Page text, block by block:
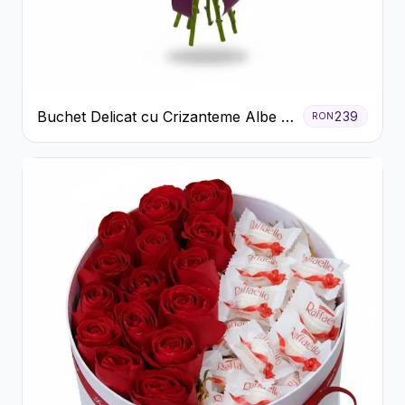
Buchet Delicat cu Crizanteme Albe și
Mov
RON239